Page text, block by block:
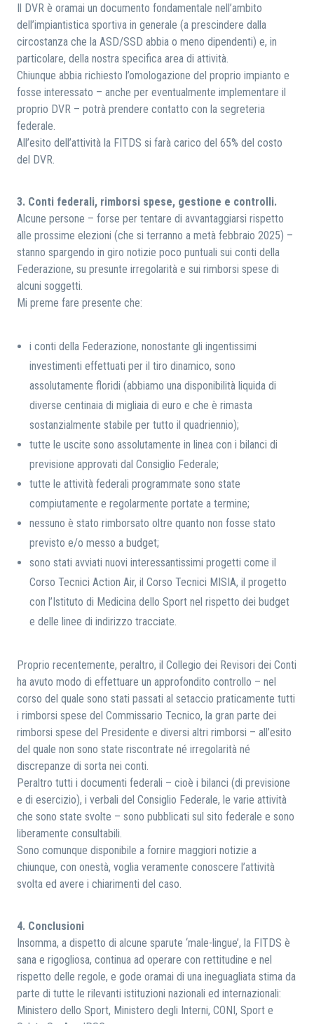
Il DVR è oramai un documento fondamentale nell’ambito
dell’impiantistica sportiva in generale (a prescindere dalla
circostanza che la ASD/SSD abbia o meno dipendenti) e, in
particolare, della nostra specifica area di attività.
Chiunque abbia richiesto l’omologazione del proprio impianto e
fosse interessato – anche per eventualmente implementare il
proprio DVR – potrà prendere contatto con la segreteria
federale.
All’esito dell’attività la FITDS si farà carico del 65% del costo
del DVR.
3. Conti federali, rimborsi spese, gestione e controlli.
Alcune persone – forse per tentare di avvantaggiarsi rispetto
alle prossime elezioni (che si terranno a metà febbraio 2025) –
stanno spargendo in giro notizie poco puntuali sui conti della
Federazione, su presunte irregolarità e sui rimborsi spese di
alcuni soggetti.
Mi preme fare presente che:
i conti della Federazione, nonostante gli ingentissimi
investimenti effettuati per il tiro dinamico, sono
assolutamente floridi (abbiamo una disponibilità liquida di
diverse centinaia di migliaia di euro e che è rimasta
sostanzialmente stabile per tutto il quadriennio);
tutte le uscite sono assolutamente in linea con i bilanci di
previsione approvati dal Consiglio Federale;
tutte le attività federali programmate sono state
compiutamente e regolarmente portate a termine;
nessuno è stato rimborsato oltre quanto non fosse stato
previsto e/o messo a budget;
sono stati avviati nuovi interessantissimi progetti come il
Corso Tecnici Action Air, il Corso Tecnici MISIA, il progetto
con l’Istituto di Medicina dello Sport nel rispetto dei budget
e delle linee di indirizzo tracciate.
Proprio recentemente, peraltro, il Collegio dei Revisori dei Conti
ha avuto modo di effettuare un approfondito controllo – nel
corso del quale sono stati passati al setaccio praticamente tutti
i rimborsi spese del Commissario Tecnico, la gran parte dei
rimborsi spese del Presidente e diversi altri rimborsi – all’esito
del quale non sono state riscontrate né irregolarità né
discrepanze di sorta nei conti.
Peraltro tutti i documenti federali – cioè i bilanci (di previsione
e di esercizio), i verbali del Consiglio Federale, le varie attività
che sono state svolte – sono pubblicati sul sito federale e sono
liberamente consultabili.
Sono comunque disponibile a fornire maggiori notizie a
chiunque, con onestà, voglia veramente conoscere l’attività
svolta ed avere i chiarimenti del caso.
4. Conclusioni
Insomma, a dispetto di alcune sparute ‘male-lingue’, la FITDS è
sana e rigogliosa, continua ad operare con rettitudine e nel
rispetto delle regole, e gode oramai di una ineguagliata stima da
parte di tutte le rilevanti istituzioni nazionali ed internazionali:
Ministero dello Sport, Ministero degli Interni, CONI, Sport e